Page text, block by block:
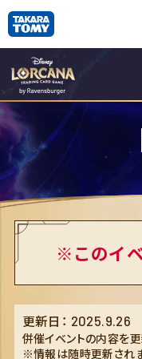
※このイ
更新日： 2025.9.26
併催イベントの内容を更
※情報は随時更新され